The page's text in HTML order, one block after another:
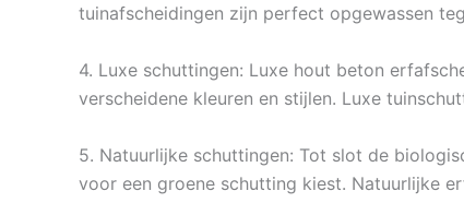
tuinafscheidingen zijn perfect opgewassen
4. Luxe schuttingen: Luxe hout beton
verscheidene kleuren en stijlen. Luxe
5. Natuurlijke schuttingen: Tot slot de
voor een groene schutting kiest. Natuurlijke